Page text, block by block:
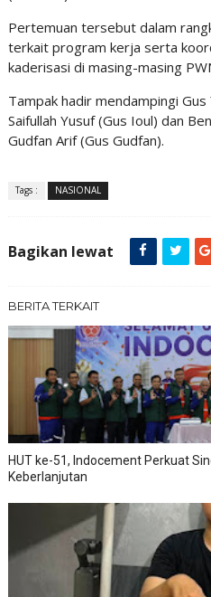
Pertemuan tersebut dalam
terkait program kerja serta
kaderisasi di masing-masing
Tampak hadir mendampingi Gus
Saifullah Yusuf (Gus Ioul) dan
Gudfan Arif (Gus Gudfan).
Tags : NASIONAL
Bagikan lewat
BERITA TERKAIT
HUT ke-51, Indocement Perkuat
Keberlanjutan